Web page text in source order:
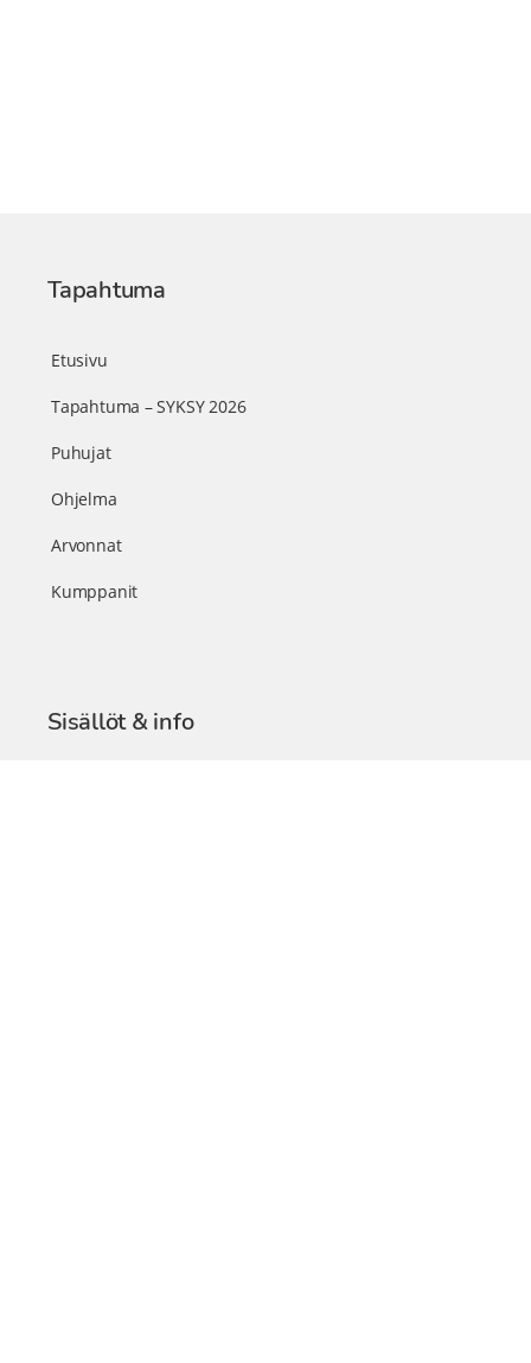
Tapahtuma
Etusivu
Tapahtuma – SYKSY 2026
Puhujat
Ohjelma
Arvonnat
Kumppanit
Sisällöt & info